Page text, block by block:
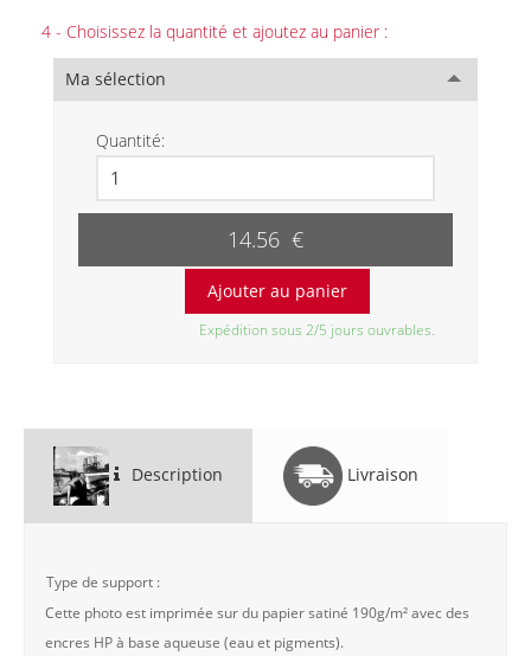
4 - Choisissez la quantité et ajoutez au panier :
Ma sélection
Quantité:
14.56 €
Expédition sous 2/5 jours ouvrables.
Description Livraison
Type de support :
Cette photo est imprimée sur du papier satiné 190g/m² avec des
encres HP à base aqueuse (eau et pigments).